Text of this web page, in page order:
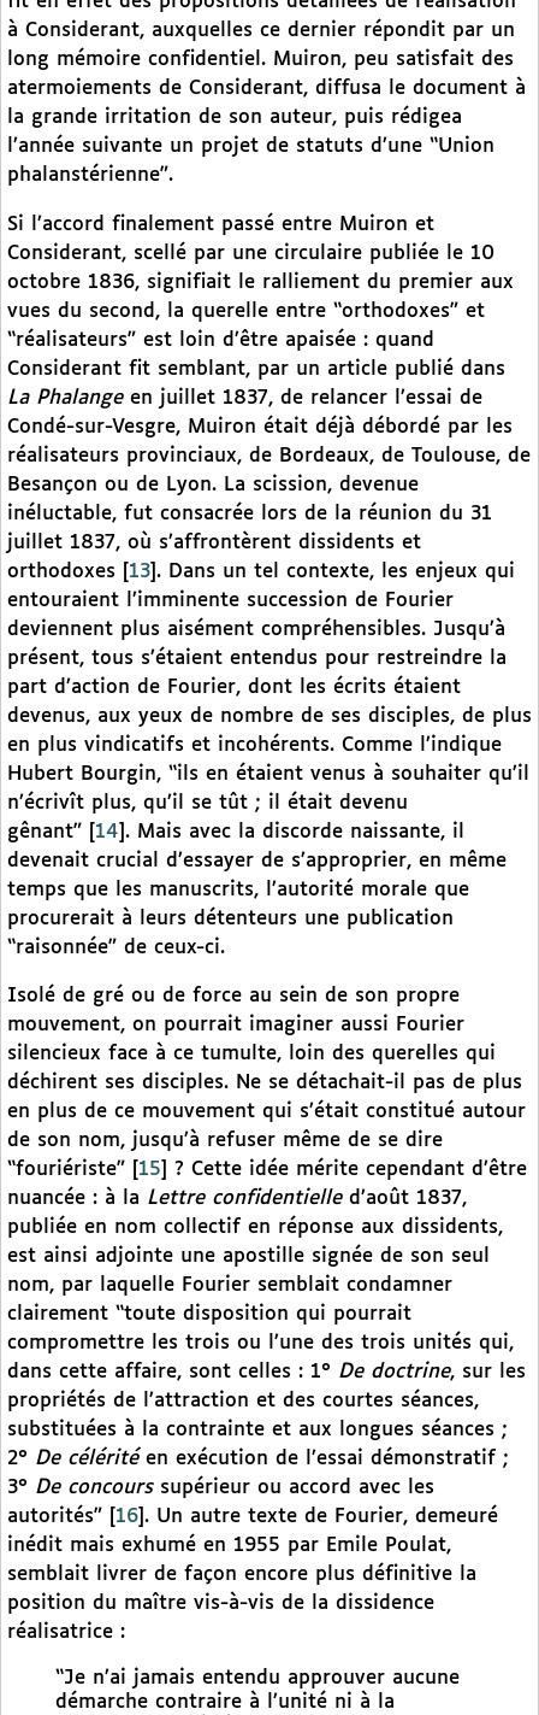
à Considerant, auxquelles ce dernier répondit par un
long mémoire confidentiel. Muiron, peu satisfait des
atermoiements de Considerant, diffusa le document à
la grande irritation de son auteur, puis rédigea
l’année suivante un projet de statuts d’une “Union
phalanstérienne”.
Si l’accord finalement passé entre Muiron et
Considerant, scellé par une circulaire publiée le 10
octobre 1836, signifiait le ralliement du premier aux
vues du second, la querelle entre “orthodoxes” et
“réalisateurs” est loin d’être apaisée : quand
Considerant fit semblant, par un article publié dans
La Phalangeen juillet 1837, de relancer l’essai de
Condé-sur-Vesgre, Muiron était déjà débordé par les
réalisateurs provinciaux, de Bordeaux, de Toulouse, de
Besançon ou de Lyon. La scission, devenue
inéluctable, fut consacrée lors de la réunion du 31
juillet 1837, où s’affrontèrent dissidents et
orthodoxes
13 . Dans un tel contexte, les enjeux qui
entouraient l’imminente succession de Fourier
deviennent plus aisément compréhensibles. Jusqu’à
présent, tous s’étaient entendus pour restreindre la
part d’action de Fourier, dont les écrits étaient
devenus, aux yeux de nombre de ses disciples, de plus
en plus vindicatifs et incohérents. Comme l’indique
Hubert Bourgin, “ils en étaient venus à souhaiter qu’il
n’écrivît plus, qu’il se tût ; il était devenu
gênant”
14 . Mais avec la discorde naissante, il
devenait crucial d’essayer de s’approprier, en même
temps que les manuscrits, l’autorité morale que
procurerait à leurs détenteurs une publication
“raisonnée” de ceux-ci.
Isolé de gré ou de force au sein de son propre
mouvement, on pourrait imaginer aussi Fourier
silencieux face à ce tumulte, loin des querelles qui
déchirent ses disciples. Ne se détachait-il pas de plus
en plus de ce mouvement qui s’était constitué autour
de son nom, jusqu’à refuser même de se dire
“fouriériste”
15
? Cette idée mérite cependant d’être
nuancée : à la Lettre confidentielled’août 1837,
publiée en nom collectif en réponse aux dissidents,
est ainsi adjointe une apostille signée de son seul
nom, par laquelle Fourier semblait condamner
clairement “toute disposition qui pourrait
compromettre les trois ou l’une des trois unités qui,
dans cette affaire, sont celles : 1° De doctrine, sur les
propriétés de l’attraction et des courtes séances,
substituées à la contrainte et aux longues séances ;
2° De céléritéen exécution de l’essai démonstratif ;
3° De concourssupérieur ou accord avec les
autorités”
16 . Un autre texte de Fourier, demeuré
inédit mais exhumé en 1955 par Emile Poulat,
semblait livrer de façon encore plus définitive la
position du maître vis-à-vis de la dissidence
réalisatrice :
“Je n’ai jamais entendu approuver aucune
démarche contraire à l’unité ni à la